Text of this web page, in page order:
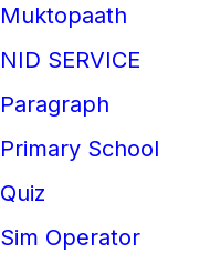
Muktopaath
NID SERVICE
Paragraph
Primary School
Quiz
Sim Operator